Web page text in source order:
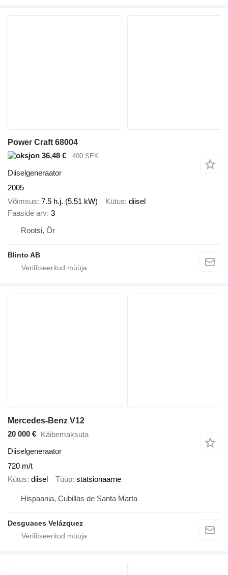
Power Craft 68004
36,48 €
400 SEK
Diiselgeneraator
2005
Võimsus 7.5 h.j. (5.51 kW) Kütus diisel
Faaside arv 3
Rootsi, Ör
Blinto AB
Mercedes-Benz V12
20 000 €
Käibemaksuta
Diiselgeneraator
720 m/t
Kütus diisel Tüüp statsionaarne
Hispaania, Cubillas de Santa Marta
Desguaces Velázquez